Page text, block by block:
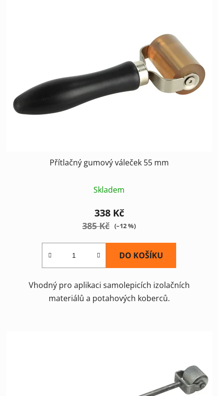
Přítlačný gumový váleček 55 mm
Skladem
338 Kč
385 Kč (–12 %)
DO KOŠÍKU
Vhodný pro aplikaci samolepicích izolačních
materiálů a potahových koberců.